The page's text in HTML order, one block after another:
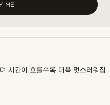
ME
시간이 흐를수록 더욱 멋스러워집